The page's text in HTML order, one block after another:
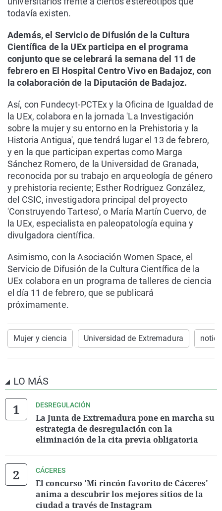
todavía existen.
Además, el Servicio de Difusión de la Cultura
Científica de la UEx participa en el programa
conjunto que se celebrará la semana del 11 de
febrero en El Hospital Centro Vivo en Badajoz, con
la colaboración de la Diputación de Badajoz.
Así, con Fundecyt-PCTEx y la Oficina de Igualdad de
la UEx, colabora en la jornada 'La Investigación
sobre la mujer y su entorno en la Prehistoria y la
Historia Antigua', que tendrá lugar el 13 de febrero,
y en la que participan expertas como Marga
Sánchez Romero, de la Universidad de Granada,
reconocida por su trabajo en arqueología de género
y prehistoria reciente; Esther Rodríguez González,
del CSIC, investigadora principal del proyecto
'Construyendo Tarteso', o María Martín Cuervo, de
la UEx, especialista en paleopatología equina y
divulgadora científica.
Asimismo, con la Asociación Women Space, el
Servicio de Difusión de la Cultura Científica de la
UEx colabora en un programa de talleres de ciencia
el día 11 de febrero, que se publicará
próximamente.
Mujer y ciencia Universidad de Extremadura
LO MÁS
DESREGULACIÓN
La Junta de Extremadura pone en marcha su
estrategia de desregulación con la
eliminación de la cita previa obligatoria
CÁCERES
El concurso 'Mi rincón favorito de Cáceres'
anima a descubrir los mejores sitios de la
ciudad a través de Instagram